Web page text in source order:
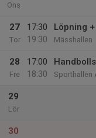
Ons
27
Tor
17:30
19:30
Löpning
Mässhallen
28
Fre
17:00
18:30
Sporthallen
29
Lör
30